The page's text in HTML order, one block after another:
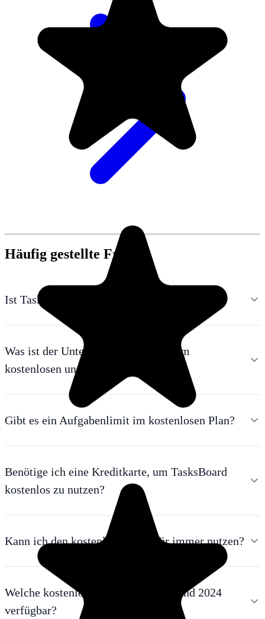
Häufig gestellte Fragen
Ist TasksBoard wirklich kostenlos?
Was ist der Unterschied zwischen dem
kostenlosen und dem Pro-Plan?
Gibt es ein Aufgabenlimit im kostenlosen Plan?
Benötige ich eine Kreditkarte, um TasksBoard
kostenlos zu nutzen?
Kann ich den kostenlosen Plan für immer nutzen?
Welche kostenlosen Task-Manager sind 2024
verfügbar?